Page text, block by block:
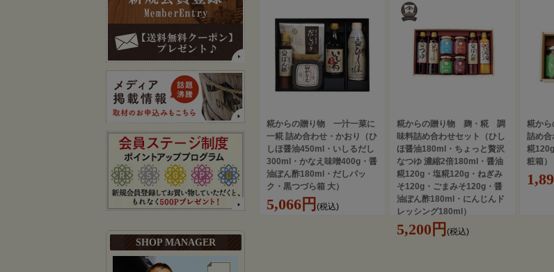
SHOP MANAGER
糀からの贈り物 一汁一菜に
一糀 詰め合わせ・かおり（ひ
しほ醤油450ml・いしるだし
300ml・かなえ味噌400g・醤
油ぽん酢180ml・だしパッ
ク・黒つづら箱 大）
5,066円 (税込)
糀からの贈り物 麹・糀 調
味料詰め合わせセット（ひし
ほ醤油180ml・ちょっと贅沢
なつゆ 濃縮2倍180ml・醤油
糀120g・塩糀120g・ねぎみ
そ120g・ごまみそ120g・醤
油ぽん酢180ml・にんじんド
レッシング180ml）
5,200円 (税込)
糀から
詰め
糀
粧箱）